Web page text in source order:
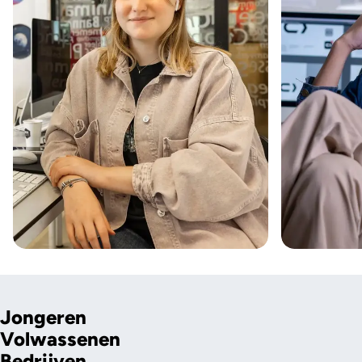
Jongeren
Volwassenen